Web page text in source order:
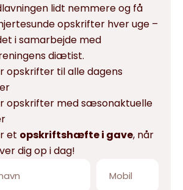
lidt nemmere og få
opskrifter hver uge –
i samarbejde med
diætist.
opskrifter til alle dagens
opskrifter med sæsonaktuelle
et opskriftshæfte i gave, når
dig op i dag!